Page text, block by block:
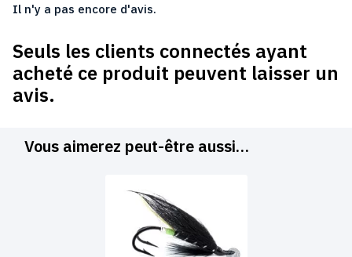
Il n'y a pas encore d'avis.
Seuls les clients connectés ayant
acheté ce produit peuvent laisser un
avis.
Vous aimerez peut-être aussi…